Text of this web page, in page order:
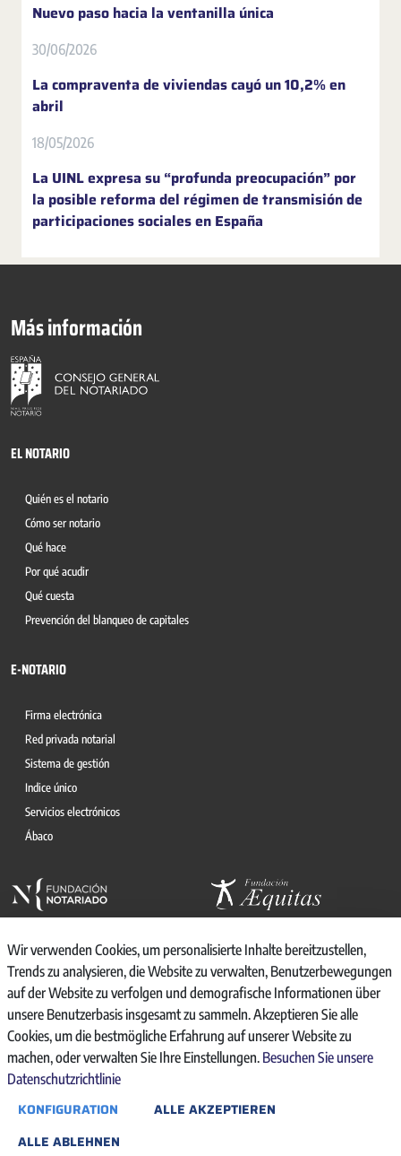
Nuevo paso hacia la ventanilla única
30/06/2026
La compraventa de viviendas cayó un 10,2% en
abril
18/05/2026
La UINL expresa su “profunda preocupación” por
la posible reforma del régimen de transmisión de
participaciones sociales en España
Más información
EL NOTARIO
Quién es el notario
Cómo ser notario
Qué hace
Por qué acudir
Qué cuesta
Prevención del blanqueo de capitales
E-NOTARIO
Firma electrónica
Red privada notarial
Sistema de gestión
Indice único
Servicios electrónicos
Ábaco
© 2026, CONSEJO GENERAL DEL NOTARIO
CANAL INTERNO DE INFORMACIÓN
REGISTRO DE ACTIVIDADES DE TRATAMIENTO
AVISO LEGAL
POLÍTICA DE COOKIES
ACCESIBILIDAD
Wir verwenden Cookies, um personalisierte Inhalte bereitzustellen,
Trends zu analysieren, die Website zu verwalten, Benutzerbewegungen
auf der Website zu verfolgen und demografische Informationen über
unsere Benutzerbasis insgesamt zu sammeln. Akzeptieren Sie alle
Cookies, um die bestmögliche Erfahrung auf unserer Website zu
machen, oder verwalten Sie Ihre Einstellungen. Besuchen Sie unsere
Datenschutzrichtlinie
KONFIGURATION
ALLE AKZEPTIEREN
ALLE ABLEHNEN